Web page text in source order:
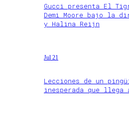
Gucci presenta El
Demi Moore bajo la
y Halina Reijn
Jul 21
Lecciones de un
inesperada que